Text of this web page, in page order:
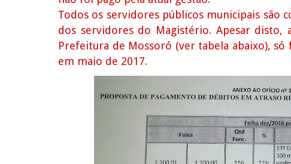
Todos os servidores públicos municipais são
dos servidores do Magistério. Apesar disto,
Prefeitura de Mossoró (ver tabela abaixo),
em maio de 2017.